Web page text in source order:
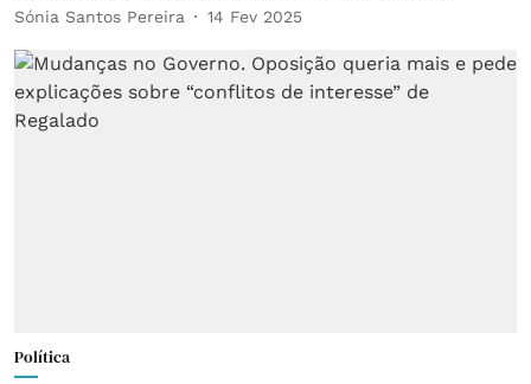
Sónia Santos Pereira 14 Fev 2025
Política